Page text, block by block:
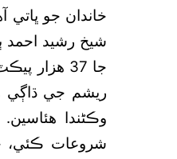
خاندان جو
شيخ رشيد احمد
ريشم جي ڌاڳي
وڪڻندا
شروعات ڪئي،